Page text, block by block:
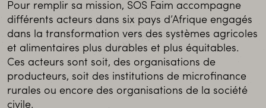
Pour remplir sa mission, SOS Faim accompagne
différents acteurs dans six pays d’Afrique engagés
dans la transformation vers des systèmes agricoles
et alimentaires plus durables et plus équitables.
Ces acteurs sont soit, des organisations de
producteurs, soit des institutions de microfinance
rurales ou encore des organisations de la société
civile.